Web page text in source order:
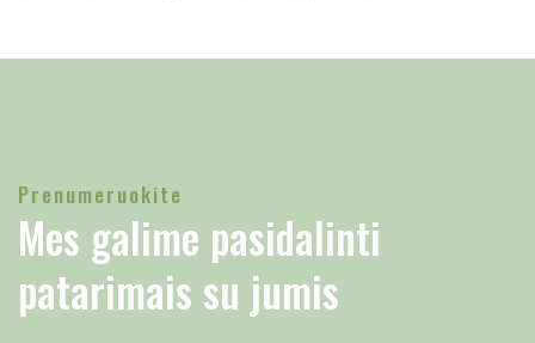
Prenumeruokite
Mes galime pasidalinti
patarimais su jumis